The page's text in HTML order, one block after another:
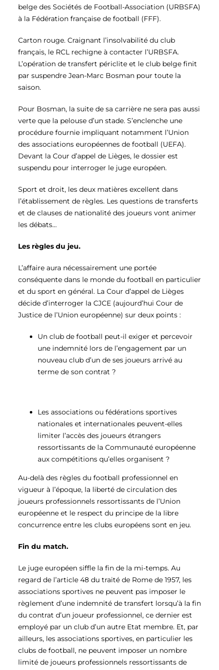
belge des Sociétés de Football-Association (URBSFA)
à la Fédération française de football (FFF).
Carton rouge. Craignant l’insolvabilité du club
français, le RCL rechigne à contacter l’URBSFA.
L’opération de transfert périclite et le club belge finit
par suspendre Jean-Marc Bosman pour toute la
saison.
Pour Bosman, la suite de sa carrière ne sera pas aussi
verte que la pelouse d’un stade. S’enclenche une
procédure fournie impliquant notamment l’Union
des associations européennes de football (UEFA).
Devant la Cour d’appel de Lièges, le dossier est
suspendu pour interroger le juge européen.
Sport et droit, les deux matières excellent dans
l’établissement de règles. Les questions de transferts
et de clauses de nationalité des joueurs vont animer
les débats…
Les règles du jeu.
L’affaire aura nécessairement une portée
conséquente dans le monde du football en particulier
et du sport en général. La Cour d’appel de Lièges
décide d’interroger la CJCE (aujourd’hui Cour de
Justice de l’Union européenne) sur deux points :
Un club de football peut-il exiger et percevoir
une indemnité lors de l’engagement par un
nouveau club d’un de ses joueurs arrivé au
terme de son contrat ?
Les associations ou fédérations sportives
nationales et internationales peuvent-elles
limiter l’accès des joueurs étrangers
ressortissants de la Communauté européenne
aux compétitions qu’elles organisent ?
Au-delà des règles du football professionnel en
vigueur à l’époque, la liberté de circulation des
joueurs professionnels ressortissants de l’Union
européenne et le respect du principe de la libre
concurrence entre les clubs européens sont en jeu.
Fin du match.
Le juge européen siffle la fin de la mi-temps. Au
regard de l’article 48 du traité de Rome de 1957, les
associations sportives ne peuvent pas imposer le
règlement d’une indemnité de transfert lorsqu’à la fin
du contrat d’un joueur professionnel, ce dernier est
employé par un club d’un autre Etat membre. Et, par
ailleurs, les associations sportives, en particulier les
clubs de football, ne peuvent imposer un nombre
limité de joueurs professionnels ressortissants de